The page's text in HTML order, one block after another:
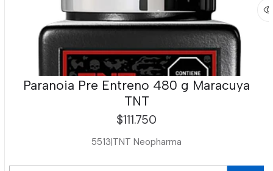
Paranoia Pre Entreno 480 g Maracuya
TNT
$111.750
5513|TNT Neopharma